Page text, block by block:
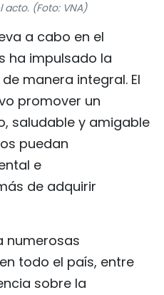
SOMOS?
(Foto: VNA)
a cabo en el
ha impulsado la
manera integral. El
promover un
saludable y amigable
puedan
e
de adquirir
numerosas
todo el país, entre
sobre la